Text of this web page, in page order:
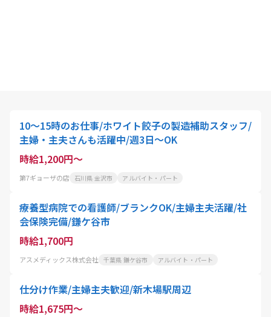
10～15時のお仕事/ホワイト餃子の製造補助スタッフ/
主婦・主夫さんも活躍中/週3日～OK
時給1,200円～
第7ギョーザの店 石川県 金沢市 アルバイト・パート
療養型病院での看護師/ブランクOK/主婦主夫活躍/社
会保険完備/鎌ケ谷市
時給1,700円
アスメディックス株式会社 千葉県 鎌ケ谷市 アルバイト・パート
仕分け作業/主婦主夫歓迎/新木場駅周辺
時給1,675円～